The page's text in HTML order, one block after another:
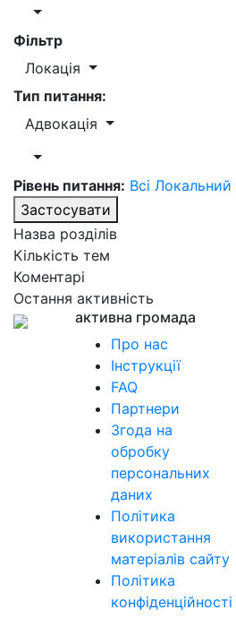
Фільтр
Локація
Тип питання:
Адвокація
Рівень питання: Всі Локальний
Застосувати
Назва розділів
Кількість тем
Коментарі
Остання активність
активна громада
Про нас
Інструкції
FAQ
Партнери
Згода на
обробку
персональних
даних
Політика
використання
матеріалів сайту
Політика
конфіденційності